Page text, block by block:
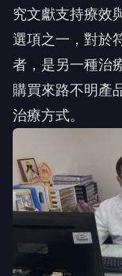
究文獻支持療效
選項之一，對於
者，是另一種治
購買來路不明產
治療方式。